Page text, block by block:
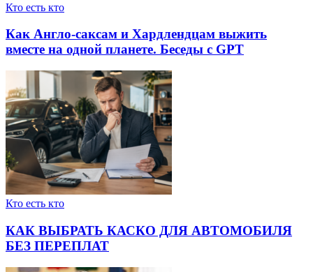
Кто есть кто
Как Англо-саксам и Хардлендцам выжить
вместе на одной планете. Беседы с GPT
Кто есть кто
КАК ВЫБРАТЬ КАСКО ДЛЯ АВТОМОБИЛЯ
БЕЗ ПЕРЕПЛАТ